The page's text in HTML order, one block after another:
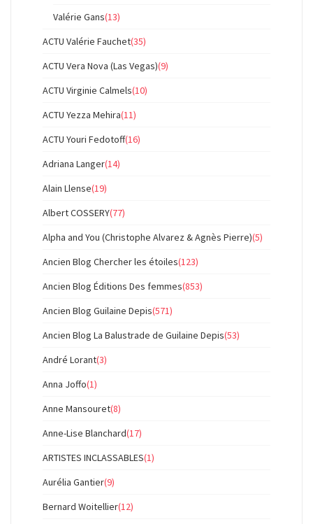
Valérie Gans(13)
ACTU Valérie Fauchet(35)
ACTU Vera Nova (Las Vegas)(9)
ACTU Virginie Calmels(10)
ACTU Yezza Mehira(11)
ACTU Youri Fedotoff(16)
Adriana Langer(14)
Alain Llense(19)
Albert COSSERY(77)
Alpha and You (Christophe Alvarez & Agnès Pierre)(5)
Ancien Blog Chercher les étoiles(123)
Ancien Blog Éditions Des femmes(853)
Ancien Blog Guilaine Depis(571)
Ancien Blog La Balustrade de Guilaine Depis(53)
André Lorant(3)
Anna Joffo(1)
Anne Mansouret(8)
Anne-Lise Blanchard(17)
ARTISTES INCLASSABLES(1)
Aurélia Gantier(9)
Bernard Woitellier(12)